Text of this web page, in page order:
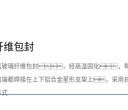
维包封
玻璃纤维包封，经高温固化，
端都焊接在上下铝合金星形支架上，采用
式